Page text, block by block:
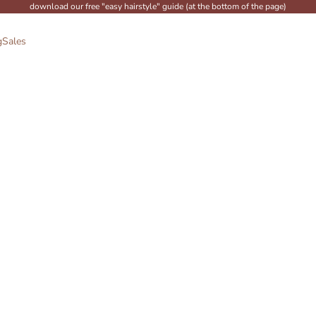
download our free "easy hairstyle" guide (at the bottom of the page)
Sales